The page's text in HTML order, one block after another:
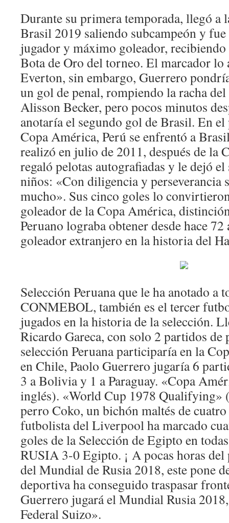
Durante su primera temporada, llegó a
Brasil 2019 saliendo subcampeón y
jugador y máximo goleador,
Bota de Oro del torneo. El marcador
Everton, sin embargo, Guerrero
un gol de penal, rompiendo la racha
Alisson Becker, pero pocos minutos
anotaría el segundo gol de Brasil. En
Copa América, Perú se enfrentó a
realizó en julio de 2011, después de la
regaló pelotas autografiadas y le dejó
niños: «Con diligencia y perseverancia
mucho». Sus cinco goles lo
goleador de la Copa América,
Peruano lograba obtener desde hace
goleador extranjero en la historia del
Selección Peruana que le ha anotado a
CONMEBOL, también es el tercer
jugados en la historia de la selección.
Ricardo Gareca, con solo 2 partidos de
selección Peruana participaría en la
en Chile, Paolo Guerrero jugaría 6
3 a Bolivia y 1 a Paraguay. «Copa
inglés). «World Cup 1978 Qualifying»
perro Coko, un bichón maltés de
futbolista del Liverpool ha marcado
goles de la Selección de Egipto en
RUSIA 3-0 Egipto. ¡ A pocas horas del
del Mundial de Rusia 2018, este pone
deportiva ha conseguido traspasar
Guerrero jugará el Mundial Rusia
Federal Suizo».